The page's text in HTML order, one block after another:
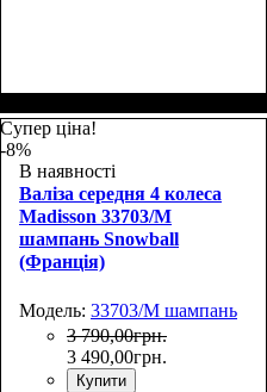
75х50х30
Супер ціна!
-8%
В наявності
Валіза середня 4 колеса
Madisson 33703/M
шампань Snowball
(Франція)
Модель: 33703/M шампань
3 790,00грн.
3 490,00грн.
Купити